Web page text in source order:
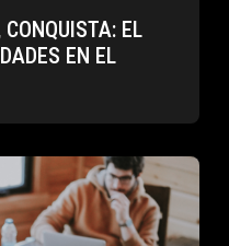
CONQUISTA: EL
EN EL